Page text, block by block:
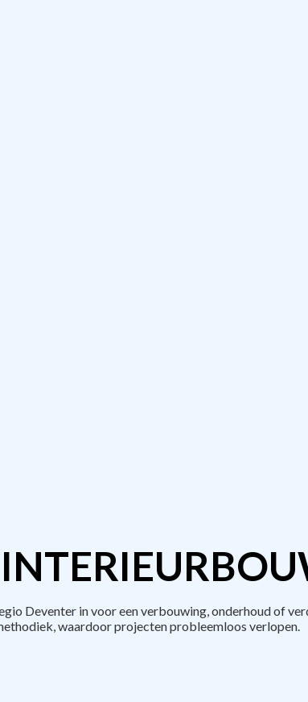
Deventer in voor een verbouwing, onderhoud of
waardoor projecten probleemloos verlopen.